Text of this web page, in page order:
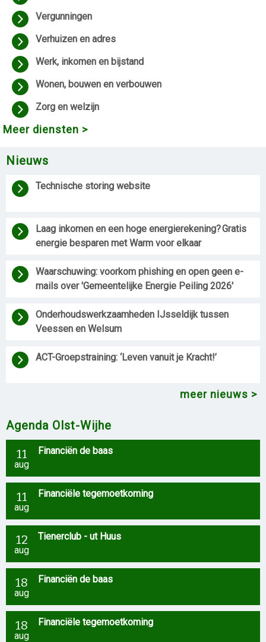
Vergunningen
Verhuizen en adres
Werk, inkomen en bijstand
Wonen, bouwen en verbouwen
Zorg en welzijn
Meer diensten >
Nieuws
Technische storing website
Laag inkomen en een hoge energierekening? Gratis
energie besparen met Warm voor elkaar
Waarschuwing: voorkom phishing en open geen e-
mails over 'Gemeentelijke Energie Peiling 2026'
Onderhoudswerkzaamheden IJsseldijk tussen
ACT-Groepstraining: ‘Leven vanuit je Kracht!’
meer nieuws
Agenda Olst-Wijhe
11
aug
Financiën de baas
11
aug
Financiële tegemoetkoming
12
aug
Tienerclub - ut Huus
18
aug
Financiën de baas
18
aug
Financiële tegemoetkoming